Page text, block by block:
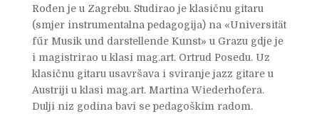
Rođen je u Zagrebu. Studirao je klasičnu gitaru
(smjer instrumentalna pedagogija) na «Universität
fűr Musik und darstellende Kunst» u Grazu gdje je
i magistrirao u klasi mag.art. Ortrud Posedu. Uz
klasičnu gitaru usavršava i sviranje jazz gitare u
Austriji u klasi mag.art. Martina Wiederhofera.
Dulji niz godina bavi se pedagoškim radom.